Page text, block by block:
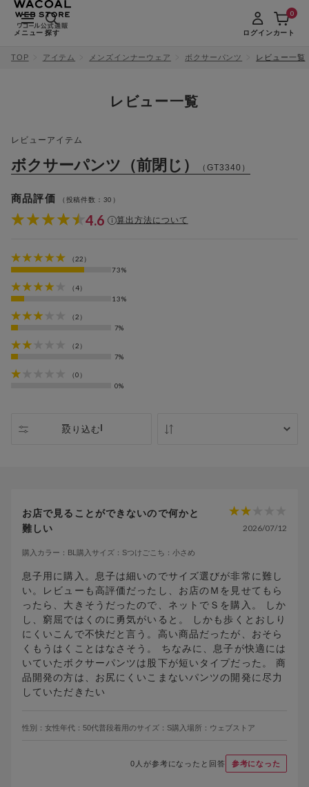
メニュー 探す ログインカート
0
TOP アイテム メンズインナーウェア ボクサーパンツ レビュー一覧
レビュー一覧
レビューアイテム
ボクサーパンツ（前閉じ） （GT3340）
商品評価 （投稿件数： 30 ）
4.6 算出方法について
（22）
73%
（4）
13%
（2）
7%
（2）
7%
（0）
0%
絞り込む
お店で見ることができないので何かと
難しい
2026/07/12
購入カラー： BL 購入サイズ： Sつけごこち： 小さめ
息子用に購入。息子は細いのでサイズ選びが非常に難し
い。レビューも高評価だったし、お店のＭを見せてもら
ったら、大きそうだったので、ネットでＳを購入。 しか
し、窮屈ではくのに勇気がいると。 しかも歩くとおしり
にくいこんで不快だと言う。高い商品だったが、おそら
くもうはくことはなさそう。 ちなみに、息子が快適には
いていたボクサーパンツは股下が短いタイプだった。 商
品開発の方は、お尻にくいこまないパンツの開発に尽力
していただきたい
性別： 女性年代： 50代普段着用のサイズ： S購入場所： ウェブストア
0 人が参考になったと回答 参考になった